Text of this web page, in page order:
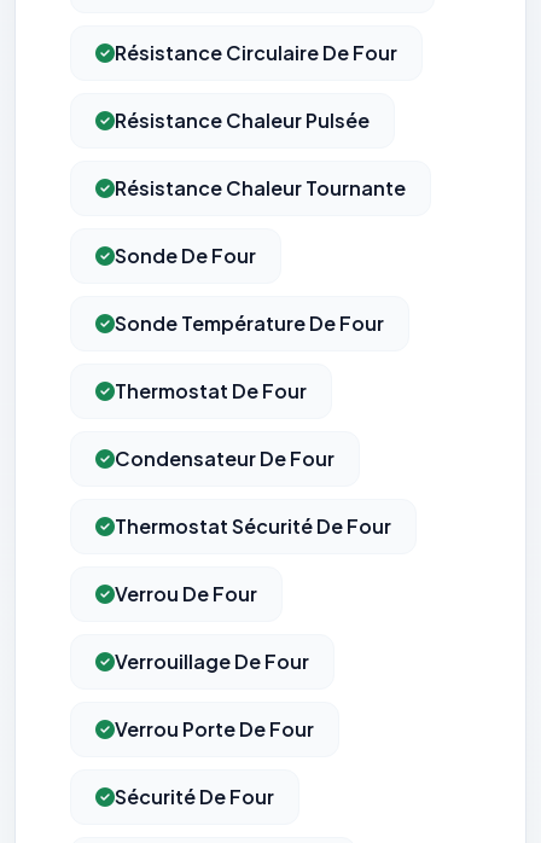
Résistance Circulaire De Four
Résistance Chaleur Pulsée
Résistance Chaleur Tournante
Sonde De Four
Sonde Température De Four
Thermostat De Four
Condensateur De Four
Thermostat Sécurité De Four
Verrou De Four
Verrouillage De Four
Verrou Porte De Four
Sécurité De Four